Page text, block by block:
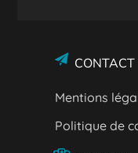
CONTACT
Mentions
Politique de